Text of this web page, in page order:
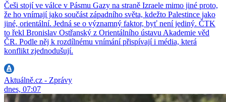
Češi stojí ve válce v Pásmu Gazy na straně Izraele mimo jiné proto,
že ho vnímají jako součást západního světa, kdežto Palestince jako
jiné, orientální. Jedná se o významný faktor, byť není jediný. ČTK
to řekl Bronislav Ostřanský z Orientálního ústavu Akademie věd
ČR. Podle něj k rozdílnému vnímání přispívají i média, která
konflikt zjednodušují.
Aktuálně.cz - Zprávy
dnes, 07:07